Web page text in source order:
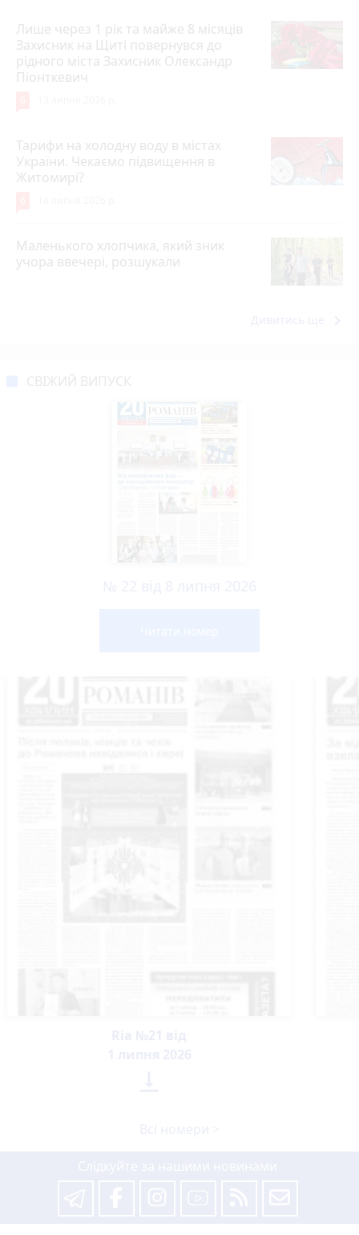
Лише через 1 рік та майже 8 місяців
Захисник на Щиті повернувся до
рідного міста Захисник Олександр
Піонткевич
Тарифи на холодну воду в містах
України. Чекаємо підвищення в
Житомирі?
Маленького хлопчика, який зник
учора ввечері, розшукали